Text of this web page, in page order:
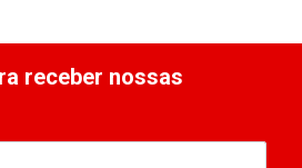
receber nossas